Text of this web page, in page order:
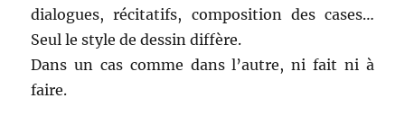
dialogues, récitatifs, composition des cases…
Seul le style de dessin diffère.
Dans un cas comme dans l’autre, ni fait ni à
faire.